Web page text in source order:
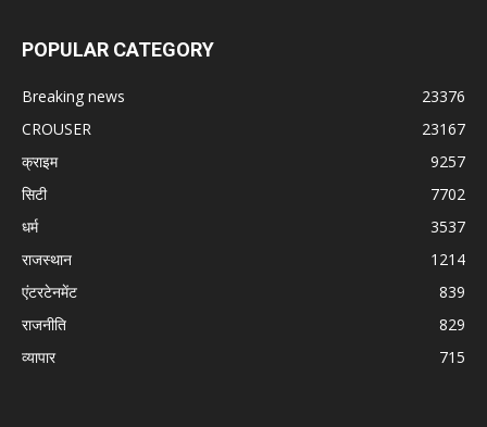
POPULAR CATEGORY
Breaking news
23376
CROUSER
23167
क्राइम
9257
सिटी
7702
धर्म
3537
राजस्थान
1214
एंटरटेनमेंट
839
राजनीति
829
व्यापार
715